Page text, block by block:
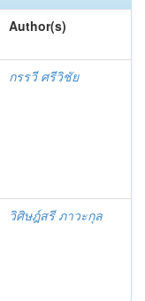
Author(s)
กรรวี ศรีวิชัย
วิศิษฎ์สรี ภาวะกุล